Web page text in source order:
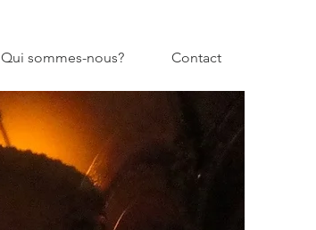
Qui sommes-nous? Contact